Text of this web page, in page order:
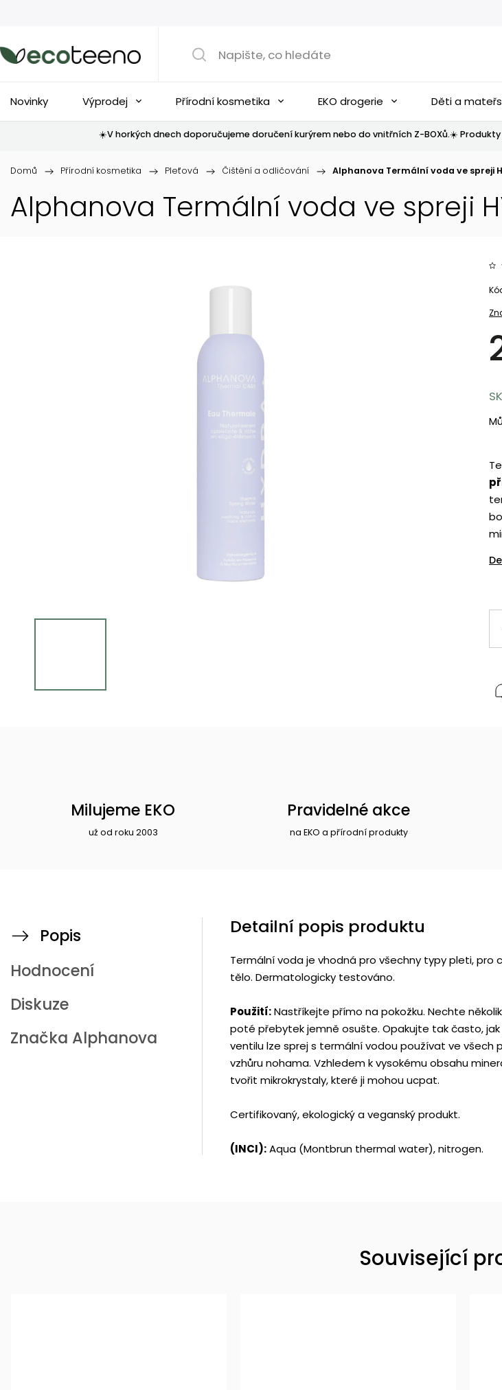
Novinky Výprodej Přírodní kosmetika EKO drogerie Děti a
☀️V horkých dnech doporučujeme doručení kurýrem nebo do vnitřních Z-BOXů.☀️
Domů / Přírodní kosmetika / Pleťová / Čištění a odličování / Alphanova Termální voda ve spreji
Alphanova Termální voda ve spreji
Milujeme EKO
už od roku 2003
Pravidelné akce
na EKO a přírodní produkty
Popis
Hodnocení
Diskuze
Značka Alphanova
Detailní popis produktu
Termální voda je vhodná pro všechny typy pleti, pro
tělo. Dermatologicky testováno.
Použití:Nastříkejte přímo na pokožku. Nechte
poté přebytek jemně osušte. Opakujte tak často,
ventilu lze sprej s termální vodou používat ve všech
vzhůru nohama. Vzhledem k vysokému obsahu
tvořit mikrokrystaly, které ji mohou ucpat.
Certifikovaný, ekologický a veganský produkt.
(INCI):Aqua (Montbrun thermal water), nitrogen.
Související